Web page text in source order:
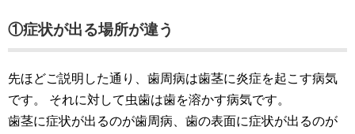
①症状が出る場所が違う
先ほどご説明した通り、歯周病は歯茎に炎症を起こす病気
です。 それに対して虫歯は歯を溶かす病気です。
歯茎に症状が出るのが歯周病、歯の表面に症状が出るのが